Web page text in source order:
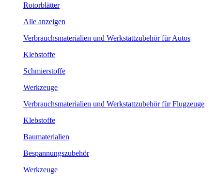
Rotorblätter
Alle anzeigen
Verbrauchsmaterialien und Werkstattzubehör für Autos
Klebstoffe
Schmierstoffe
Werkzeuge
Verbrauchsmaterialien und Werkstattzubehör für Flugzeuge
Klebstoffe
Baumaterialien
Bespannungszubehör
Werkzeuge